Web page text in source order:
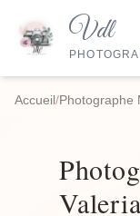
Vdl
Accueil/Photographe